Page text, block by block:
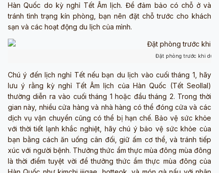
Hàn Quốc do kỳ nghỉ Tết Âm lịch. Để đảm bảo có chỗ ở và
tránh tình trạng kín phòng, bạn nên đặt chỗ trước cho khách
sạn và các hoạt động du lịch của mình.
Đặt phòng trước khi du
Chú ý đến lịch nghỉ Tết nếu bạn du lịch vào cuối tháng 1, hãy
lưu ý rằng kỳ nghỉ Tết Âm lịch của Hàn Quốc (Tết Seollal)
thường diễn ra vào cuối tháng 1 hoặc đầu tháng 2. Trong thời
gian này, nhiều cửa hàng và nhà hàng có thể đóng cửa và các
dịch vụ vận chuyển cũng có thể bị hạn chế. Bảo vệ sức khỏe
với thời tiết lạnh khắc nghiệt, hãy chú ý bảo vệ sức khỏe của
bạn bằng cách ăn uống cân đối, giữ ấm cơ thể, và tránh tiếp
xúc với người bệnh. Thưởng thức ẩm thực mùa đông mùa đông
là thời điểm tuyệt vời để thưởng thức ẩm thực mùa đông của